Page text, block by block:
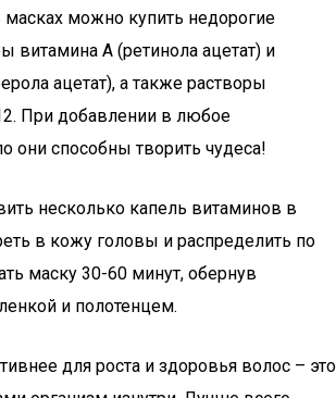
можно купить недорогие
витамина А (ретинола ацетат) и
ацетат), а также растворы
При добавлении в любое
они способны творить чудеса!
несколько капель витаминов в
в кожу головы и распределить по
маску 30-60 минут, обернув
и полотенцем.
для роста и здоровья волос – это